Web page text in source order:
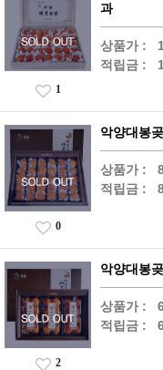
과
상품가 :
적립금 :
1
악양대봉
상품가 :
적립금 :
0
악양대봉
상품가 :
적립금 :
2